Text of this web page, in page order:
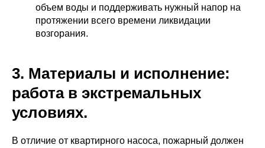
объем воды и поддерживать нужный напор на
протяжении всего времени ликвидации
возгорания.
3. Материалы и исполнение:
работа в экстремальных
условиях.
В отличие от квартирного насоса, пожарный должен